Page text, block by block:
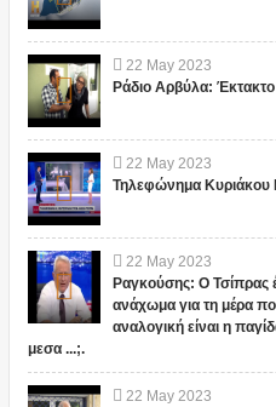
22 May 2023
Ράδιο Αρβύλα:
22 May 2023
Τηλεφώνημα Κυριάκου
22 May 2023
Ραγκούσης: Ο Τσίπρας
ανάχωμα για τη μέρα
αναλογική είναι η
μεσα ...;.
22 May 2023